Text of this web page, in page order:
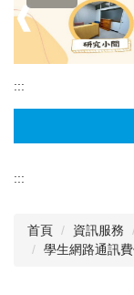
❰
:::
閱讀與推廣
:::
首頁 資訊服務
學生網路通訊